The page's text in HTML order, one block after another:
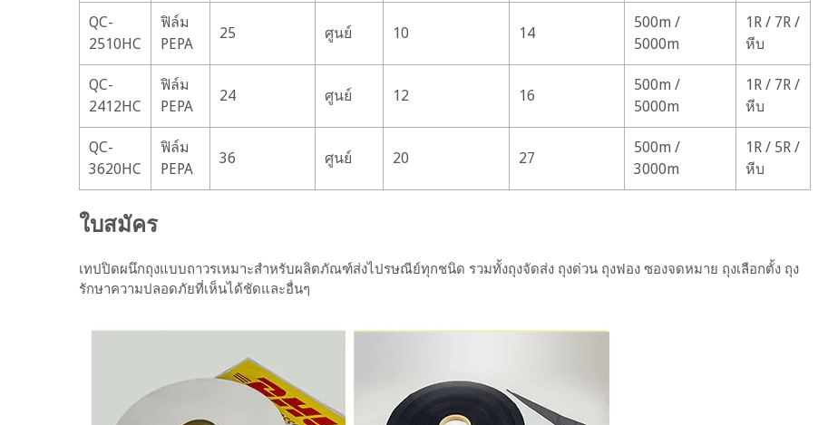
QC-
2510HC
ฟิล์ม
PEPA
25 ศูนย์ 10 14
500m /
5000m
1R / 7R /
หีบ
QC-
2412HC
ฟิล์ม
PEPA
24 ศูนย์ 12 16
500m /
5000m
1R / 7R /
หีบ
QC-
3620HC
ฟิล์ม
PEPA
36 ศูนย์ 20 27
500m /
3000m
1R / 5R /
หีบ
ใบสมัคร
เทปปิดผนึกถุงแบบถาวรเหมาะสำหรับผลิตภัณฑ์ส่งไปรษณีย์ทุกชนิด รวมทั้งถุงจัดส่ง ถุงด่วน ถุงฟอง ซองจดหมาย ถุงเลือกตั้ง ถุง
รักษาความปลอดภัยที่เห็นได้ชัดและอื่นๆ